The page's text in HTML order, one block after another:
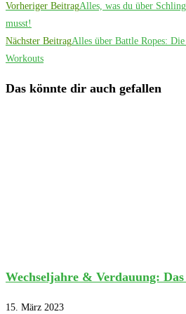
Vorheriger BeitragAlles, was du über
musst!
Nächster BeitragAlles über Battle Ropes:
Workouts
Das könnte dir auch gefallen
Wechseljahre & Verdauung: Das
15. März 2023